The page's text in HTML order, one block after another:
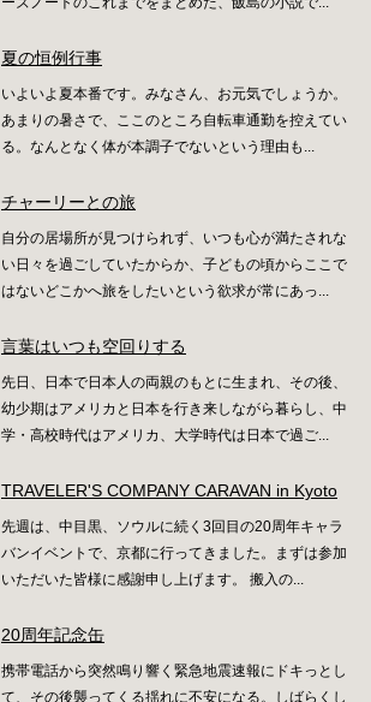
夏の恒例行事
いよいよ夏本番です。みなさん、お元気でしょうか。
あまりの暑さで、ここのところ自転車通勤を控えてい
る。なんとなく体が本調子でないという理由も...
チャーリーとの旅
自分の居場所が見つけられず、いつも心が満たされな
い日々を過ごしていたからか、子どもの頃からここで
はないどこかへ旅をしたいという欲求が常にあっ...
言葉はいつも空回りする
先日、日本で日本人の両親のもとに生まれ、その後、
幼少期はアメリカと日本を行き来しながら暮らし、中
学・高校時代はアメリカ、大学時代は日本で過ご...
TRAVELER'S COMPANY CARAVAN in Kyoto
先週は、中目黒、ソウルに続く3回目の20周年キャラ
バンイベントで、京都に行ってきました。まずは参加
いただいた皆様に感謝申し上げます。 搬入の...
20周年記念缶
携帯電話から突然鳴り響く緊急地震速報にドキっとし
て、その後襲ってくる揺れに不安になる。しばらくし